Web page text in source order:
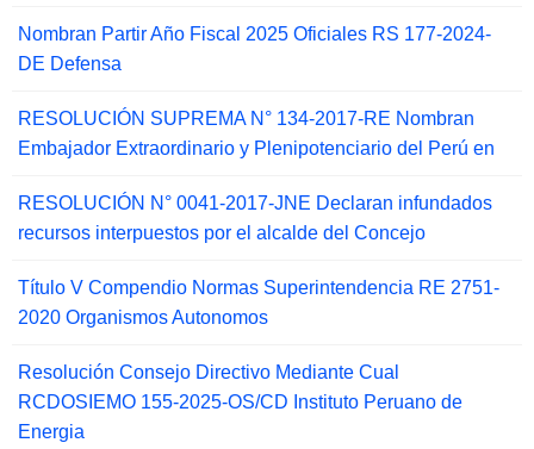
Nombran Partir Año Fiscal 2025 Oficiales RS 177-2024-
DE Defensa
RESOLUCIÓN SUPREMA N° 134-2017-RE Nombran
Embajador Extraordinario y Plenipotenciario del Perú en
RESOLUCIÓN N° 0041-2017-JNE Declaran infundados
recursos interpuestos por el alcalde del Concejo
Título V Compendio Normas Superintendencia RE 2751-
2020 Organismos Autonomos
Resolución Consejo Directivo Mediante Cual
RCDOSIEMO 155-2025-OS/CD Instituto Peruano de
Energia